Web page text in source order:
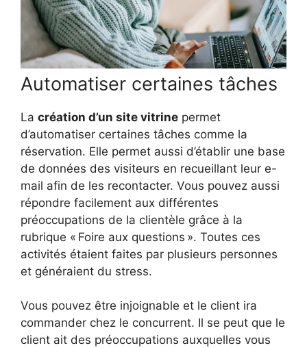
Automatiser certaines tâches
La création d’un site vitrine permet
d’automatiser certaines tâches comme la
réservation. Elle permet aussi d’établir une base
de données des visiteurs en recueillant leur e-
mail afin de les recontacter. Vous pouvez aussi
répondre facilement aux différentes
préoccupations de la clientèle grâce à la
rubrique « Foire aux questions ». Toutes ces
activités étaient faites par plusieurs personnes
et généraient du stress.
Vous pouvez être injoignable et le client ira
commander chez le concurrent. Il se peut que le
client ait des préoccupations auxquelles vous